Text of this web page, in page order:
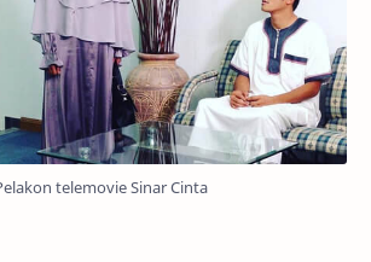
telemovie Sinar Cinta